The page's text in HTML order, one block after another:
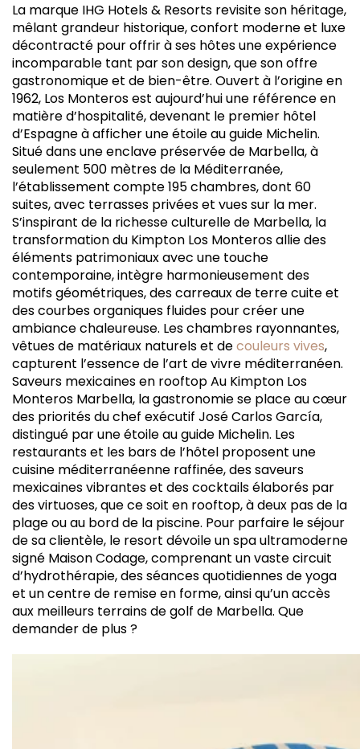
La marque IHG Hotels & Resorts revisite son héritage,
mêlant grandeur historique, confort moderne et luxe
décontracté pour offrir à ses hôtes une expérience
incomparable tant par son design, que son offre
gastronomique et de bien-être. Ouvert à l’origine en
1962, Los Monteros est aujourd’hui une référence en
matière d’hospitalité, devenant le premier hôtel
d’Espagne à afficher une étoile au guide Michelin.
Situé dans une enclave préservée de Marbella, à
seulement 500 mètres de la Méditerranée,
l’établissement compte 195 chambres, dont 60
suites, avec terrasses privées et vues sur la mer.
S’inspirant de la richesse culturelle de Marbella, la
transformation du Kimpton Los Monteros allie des
éléments patrimoniaux avec une touche
contemporaine, intègre harmonieusement des
motifs géométriques, des carreaux de terre cuite et
des courbes organiques fluides pour créer une
ambiance chaleureuse. Les chambres rayonnantes,
vêtues de matériaux naturels et decouleurs vives,
capturent l’essence de l’art de vivre méditerranéen.
Saveurs mexicaines en rooftop Au Kimpton Los
Monteros Marbella, la gastronomie se place au cœur
des priorités du chef exécutif José Carlos García,
distingué par une étoile au guide Michelin. Les
restaurants et les bars de l’hôtel proposent une
cuisine méditerranéenne raffinée, des saveurs
mexicaines vibrantes et des cocktails élaborés par
des virtuoses, que ce soit en rooftop, à deux pas de la
plage ou au bord de la piscine. Pour parfaire le séjour
de sa clientèle, le resort dévoile un spa ultramoderne
signé Maison Codage, comprenant un vaste circuit
d’hydrothérapie, des séances quotidiennes de yoga
et un centre de remise en forme, ainsi qu’un accès
aux meilleurs terrains de golf de Marbella. Que
demander de plus ?